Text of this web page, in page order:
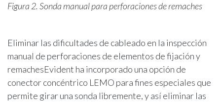
Figura 2. Sonda manual para perforaciones de remaches
Eliminar las dificultades de cableado en la inspección
manual de perforaciones de elementos de fijación y
remachesEvident ha incorporado una opción de
conector concéntrico LEMO para fines especiales que
permite girar una sonda libremente, y así eliminar las